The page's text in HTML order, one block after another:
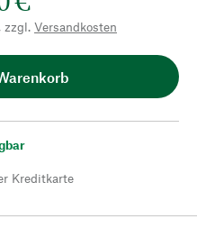
zzgl. Versandkosten
Kreditkarte